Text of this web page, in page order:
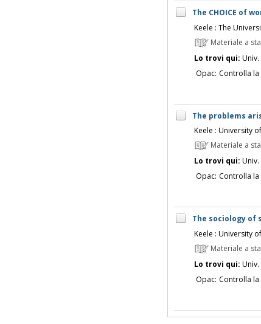
The CHOICE of
Keele : The
Materiale a
Lo trovi qui: Univ.
Opac: Controlla
The problems
Keele : University
Materiale a
Lo trovi qui: Univ.
Opac: Controlla
The sociology of
Keele : University
Materiale a
Lo trovi qui: Univ.
Opac: Controlla